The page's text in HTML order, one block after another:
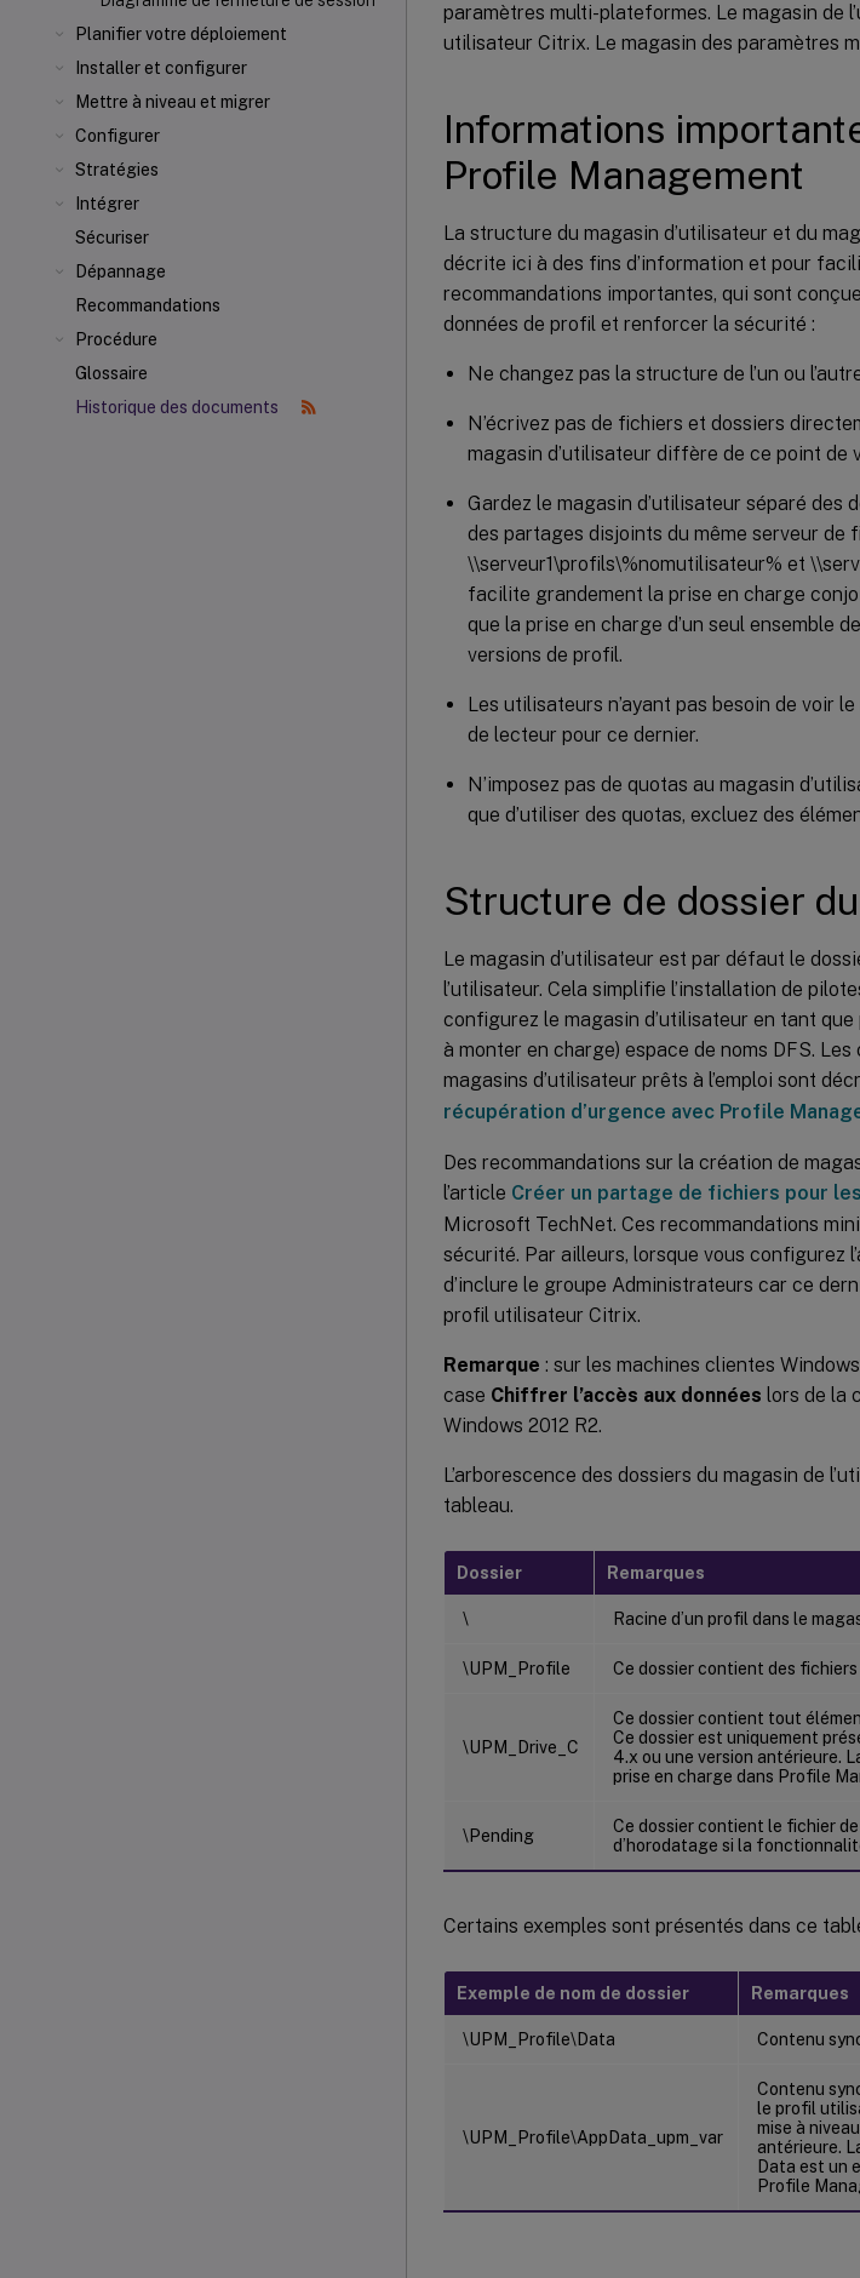
Planifier votre déploiement
Installer et configurer
Mettre à niveau et migrer
Configurer
Stratégies
Intégrer
Sécuriser
Dépannage
Recommandations
Procédure
Glossaire
Historique des documents
paramètres multi-plateformes. Le magasin de
utilisateur Citrix. Le magasin des paramètres
Informations
Profile Management
La structure du magasin d’utilisateur et du
décrite ici à des fins d’information et pour
recommandations importantes, qui sont
données de profil et renforcer la sécurité :
Ne changez pas la structure de l’un ou
N’écrivez pas de fichiers et dossiers
magasin d’utilisateur diffère de ce point de
Gardez le magasin d’utilisateur séparé des
des partages disjoints du même serveur de
\\serveur1\profils\%nomutilisateur% et
facilite grandement la prise en charge
que la prise en charge d’un seul ensemble
versions de profil.
Les utilisateurs n’ayant pas besoin de voir
de lecteur pour ce dernier.
N’imposez pas de quotas au magasin
que d’utiliser des quotas, excluez des
Structure de dossier
Le magasin d’utilisateur est par défaut le
l’utilisateur. Cela simplifie l’installation de
configurez le magasin d’utilisateur en tant
à monter en charge) espace de noms DFS.
magasins d’utilisateur prêts à l’emploi sont
récupération d’urgence avec Profile
Des recommandations sur la création de
l’article Créer un partage de fichiers pour
Microsoft TechNet. Ces recommandations
sécurité. Par ailleurs, lorsque vous configurez
d’inclure le groupe Administrateurs car ce
profil utilisateur Citrix.
Remarque : sur les machines clientes
case Chiffrer l’accès aux données lors de la
Windows 2012 R2.
L’arborescence des dossiers du magasin de
tableau.
Dossier Remarques
\ Racine d’un profil dans le
\UPM_Profile Ce dossier contient des
\UPM_Drive_C
Ce dossier contient tout
Ce dossier est uniquement
4.x ou une version antérieure.
prise en charge dans Profile
\Pending
Ce dossier contient le fichier
d’horodatage si la
Certains exemples sont présentés dans ce
Exemple de nom de dossier Remarques
\UPM_Profile\Data Contenu
\UPM_Profile\AppData_upm_var
Contenu
le profil
mise à
antérieure.
Data est un
Profile